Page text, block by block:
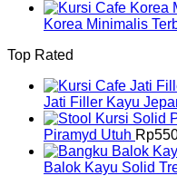
Korea Minimalis
Top Rated
Jati Filler Kayu
Piramyd Utuh Rp
Balok Kayu Solid